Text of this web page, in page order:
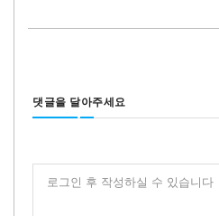
댓글을 달아주세요
로그인 후 작성하실 수 있습니다